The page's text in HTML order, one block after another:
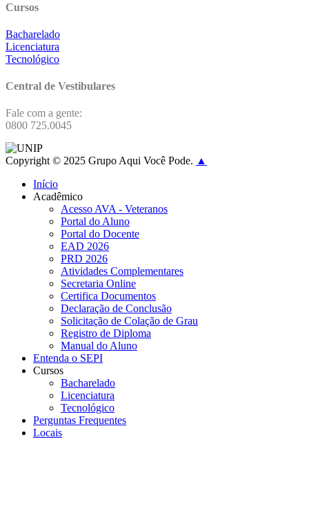
Cursos
Bacharelado
Licenciatura
Tecnológico
Central de Vestibulares
Fale com a gente:
0800 725.0045
Copyright © 2025 Grupo Aqui Você Pode. ▲
Início
Acadêmico
Acesso AVA - Veteranos
Portal do Aluno
Portal do Docente
EAD 2026
PRD 2026
Atividades Complementares
Secretaria Online
Certifica Documentos
Declaração de Conclusão
Solicitação de Colação de Grau
Registro de Diploma
Manual do Aluno
Entenda o SEPI
Cursos
Bacharelado
Licenciatura
Tecnológico
Perguntas Frequentes
Locais